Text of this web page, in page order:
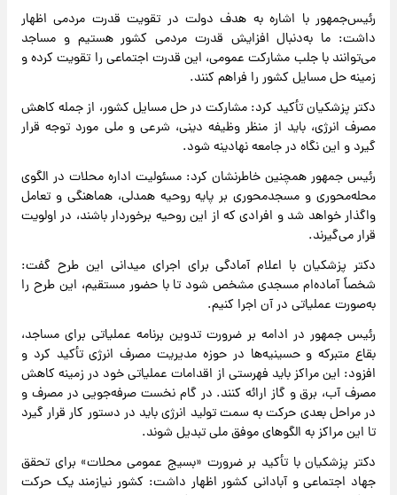
رئیس‌جمهور با اشاره به هدف دولت در تقویت قدرت مردمی اظهار
داشت: ما به‌دنبال افزایش قدرت مردمی کشور هستیم و مساجد
می‌توانند با جلب مشارکت عمومی، این قدرت اجتماعی را تقویت کرده و
زمینه حل مسایل کشور را فراهم کنند.
دکتر پزشکیان تأکید کرد: مشارکت در حل مسایل کشور، از جمله کاهش
مصرف انرژی، باید از منظر وظیفه دینی، شرعی و ملی مورد توجه قرار
گیرد و این نگاه در جامعه نهادینه شود.
رئیس جمهور همچنین خاطرنشان کرد: مسئولیت اداره محلات در الگوی
محله‌محوری و مسجد‌محوری بر پایه روحیه همدلی، هماهنگی و تعامل
واگذار خواهد شد و افرادی که از این روحیه برخوردار باشند، در اولویت
قرار می‌گیرند.
دکتر پزشکیان با اعلام آمادگی برای اجرای میدانی این طرح گفت:
شخصاً آماده‌ام مسجدی مشخص شود تا با حضور مستقیم، این طرح را
به‌صورت عملیاتی در آن اجرا کنیم.
رئیس جمهور در ادامه بر ضرورت تدوین برنامه عملیاتی برای مساجد،
بقاع متبرکه و حسینیه‌ها در حوزه مدیریت مصرف انرژی تأکید کرد و
افزود: این مراکز باید فهرستی از اقدامات عملیاتی خود در زمینه کاهش
مصرف آب، برق و گاز ارائه کنند. در گام نخست صرفه‌جویی در مصرف و
در مراحل بعدی حرکت به سمت تولید انرژی باید در دستور کار قرار گیرد
تا این مراکز به الگوهای موفق ملی تبدیل شوند.
دکتر پزشکیان با تأکید بر ضرورت «بسیج عمومی محلات» برای تحقق
جهاد اجتماعی و آبادانی کشور اظهار داشت: کشور نیازمند یک حرکت